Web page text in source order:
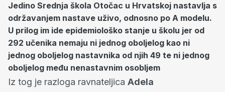
Jedino Srednja škola Otočac u Hrvatskoj nastavlja s
održavanjem nastave uživo, odnosno po A modelu.
U prilog im ide epidemiološko stanje u školu jer od
292 učenika nemaju ni jednog oboljelog kao ni
jednog oboljelog nastavnika od njih 49 te ni jednog
oboljelog među nenastavnim osobljem
Iz tog je razloga ravnateljica Adela